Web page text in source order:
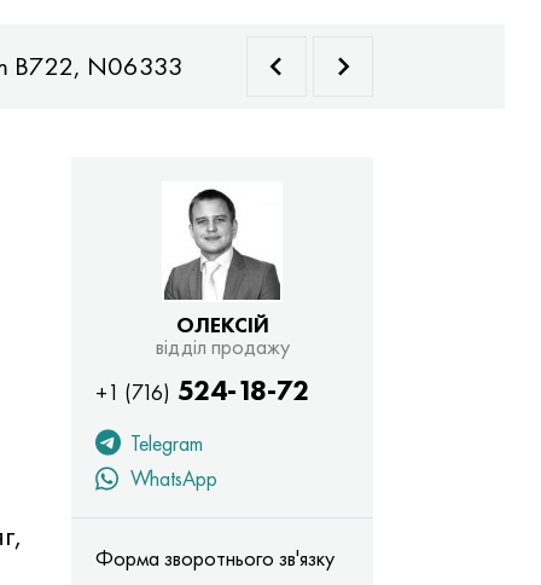
B722, N06333 Astm B729, N08026,
ОЛЕКСІЙ
відділ продажу
+1 (716) 524-18-72
Telegram
WhatsApp
Форма зворотнього зв'язку